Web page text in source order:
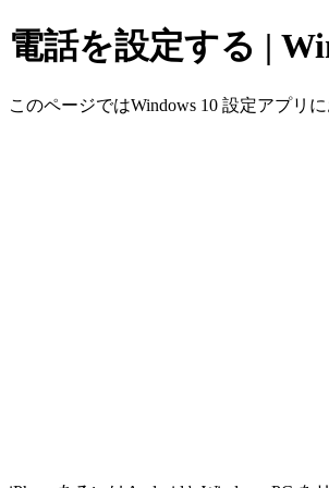
電話を設定する |
このページではWindows 10 設定アプリ